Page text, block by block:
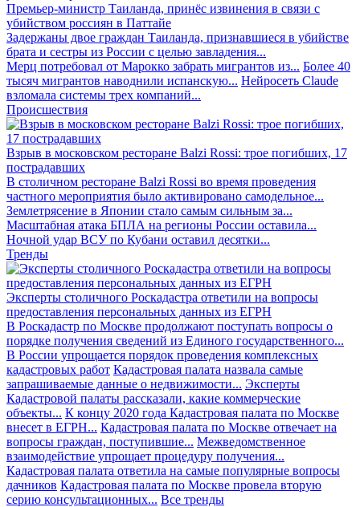
Премьер-министр Таиланда, принёс извинения в связи с
убийством россиян в Паттайе
Задержаны двое граждан Таиланда, признавшиеся в убийстве
брата и сестры из России с целью завладения...
Мерц потребовал от Марокко забрать мигрантов из... Более 40
тысяч мигрантов наводнили испанскую... Нейросеть Claude
взломала системы трех компаний...
Происшествия
Взрыв в московском ресторане Balzi Rossi: трое погибших, 17
пострадавших
В столичном ресторане Balzi Rossi во время проведения
частного мероприятия было активировано самодельное...
Землетрясение в Японии стало самым сильным за...
Масштабная атака БПЛА на регионы России оставила...
Ночной удар ВСУ по Кубани оставил десятки...
Тренды
Эксперты столичного Роскадастра ответили на вопросы
предоставления персональных данных из ЕГРН
В Роскадастр по Москве продолжают поступать вопросы о
порядке получения сведений из Единого государственного...
В России упрощается порядок проведения комплексных
кадастровых работ Кадастровая палата назвала самые
запрашиваемые данные о недвижимости... Эксперты
Кадастровой палаты рассказали, какие коммерческие
объекты... К концу 2020 года Кадастровая палата по Москве
внесет в ЕГРН... Кадастровая палата по Москве отвечает на
вопросы граждан, поступившие... Межведомственное
взаимодействие упрощает процедуру получения...
Кадастровая палата ответила на самые популярные вопросы
дачников Кадастровая палата по Москве провела вторую
серию консультационных... Все тренды